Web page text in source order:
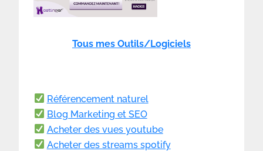
Tous mes Outils/Logiciels
Référencement naturel
Blog Marketing et SEO
Acheter des vues youtube
Acheter des streams spotify